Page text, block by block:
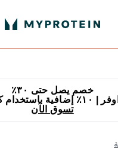
خصم يصل حتى ٣٠٪
كود محدود
تسوق الآن